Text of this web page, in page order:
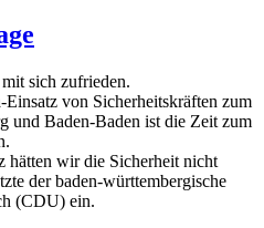
sich zufrieden.
von Sicherheitskräften zum
und Baden-Baden ist die Zeit zum
hätten wir die Sicherheit nicht
der baden-württembergische
(CDU) ein.